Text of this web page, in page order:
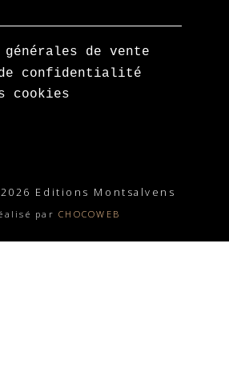
de vente
confidentialité
cookies
Editions Montsalvens
parCHOCOWEB